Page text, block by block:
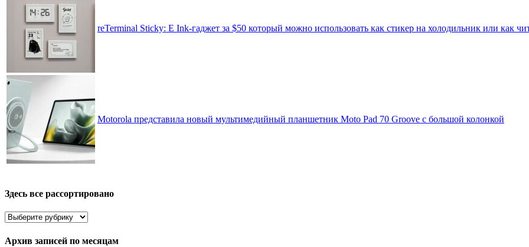
reTerminal Sticky: E Ink-гаджет за $50 который можно использовать как стикер на холодильник или как
Motorola представила новый мультимедийный планшетник Moto Pad 70 Groove с большой колонкой
Здесь все рассортировано
Здесь
рассортировано
Архив записей по месяцам